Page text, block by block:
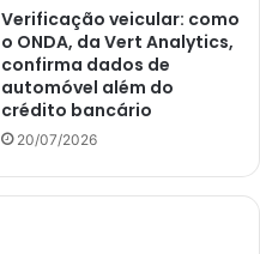
Verificação veicular: como
o ONDA, da Vert Analytics,
confirma dados de
automóvel além do
crédito bancário
20/07/2026